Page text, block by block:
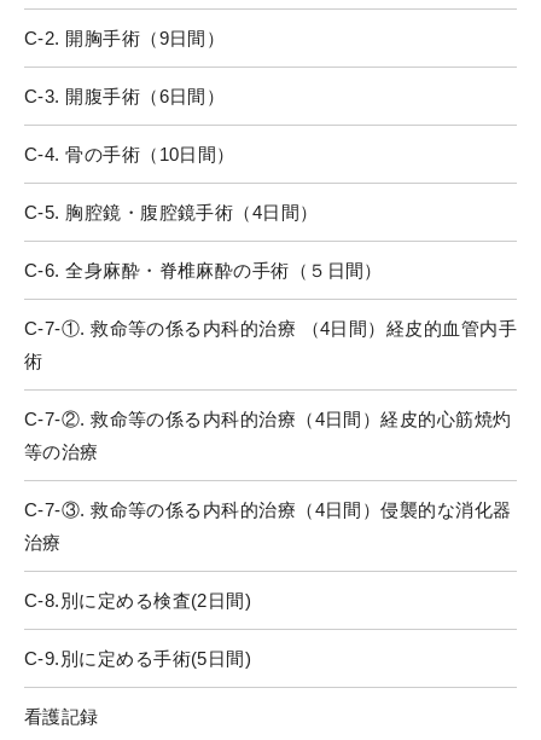
C-2. 開胸手術（9日間）
C-3. 開腹手術（6日間）
C-4. 骨の手術（10日間）
C-5. 胸腔鏡・腹腔鏡手術（4日間）
C-6. 全身麻酔・脊椎麻酔の手術（５日間）
C-7-①. 救命等の係る内科的治療 （4日間）経皮的血管内手
術
C-7-②. 救命等の係る内科的治療（4日間）経皮的心筋焼灼
等の治療
C-7-③. 救命等の係る内科的治療（4日間）侵襲的な消化器
治療
C-8.別に定める検査(2日間)
C-9.別に定める手術(5日間)
看護記録